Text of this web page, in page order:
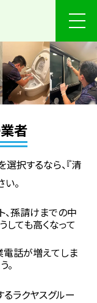
者
選択するなら、『清
。
、孫請けまでの中
しても高くなって
電話が増えてしま
。
ラクヤスグルー